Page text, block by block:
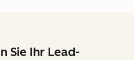
Sie Ihr Lead-